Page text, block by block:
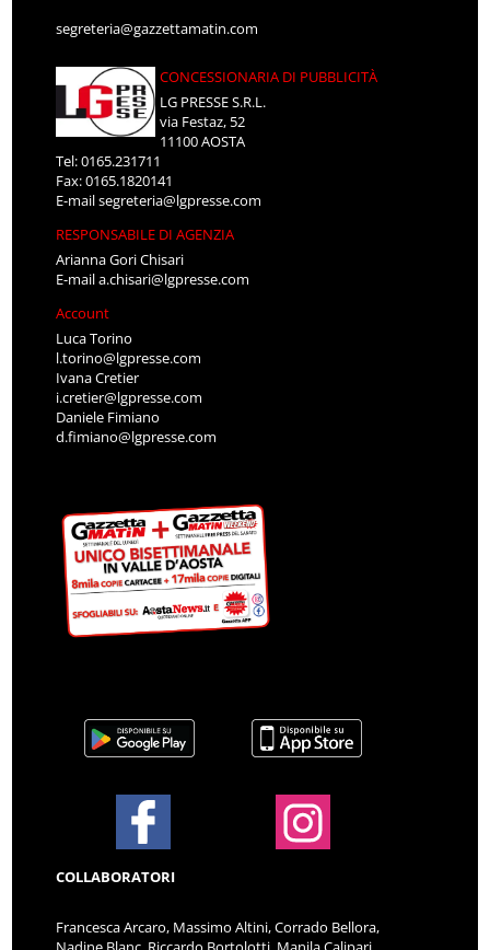
segreteria@gazzettamatin.com
CONCESSIONARIA DI PUBBLICITÀ
LG PRESSE S.R.L.
via Festaz, 52
11100 AOSTA
Tel: 0165.231711
Fax: 0165.1820141
E-mailsegreteria@lgpresse.com
RESPONSABILE DI AGENZIA
Arianna Gori Chisari
E-maila.chisari@lgpresse.com
Account
Luca Torino
l.torino@lgpresse.com
Ivana Cretier
i.cretier@lgpresse.com
Daniele Fimiano
d.fimiano@lgpresse.com
COLLABORATORI
Francesca Arcaro, Massimo Altini, Corrado Bellora,